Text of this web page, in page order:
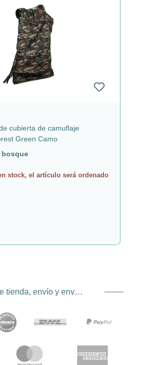
cubierta de camuflaje
Green Camo
bosque
stock, el artículo será ordenado
Sello de tienda, envío y envío. Proveedor de servicios de pago